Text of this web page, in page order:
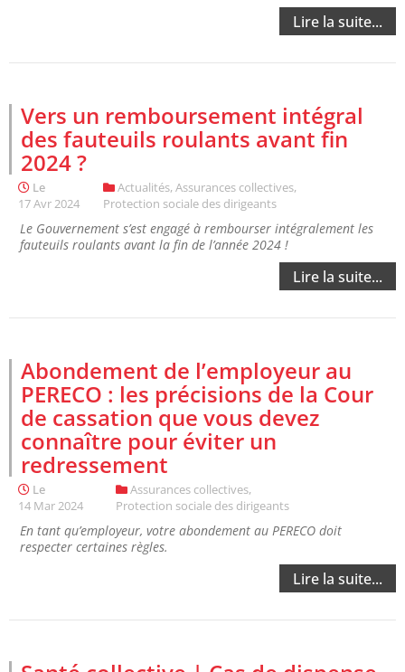
Lire la suite...
Vers un remboursement intégral
des fauteuils roulants avant fin
2024 ?
Le
17 Avr 2024
Actualités,Assurances collectives,
Protection sociale des dirigeants
Le Gouvernement s’est engagé à rembourser intégralement les
fauteuils roulants avant la fin de l’année 2024 !
Lire la suite...
Abondement de l’employeur au
PERECO : les précisions de la Cour
de cassation que vous devez
connaître pour éviter un
redressement
Le
14 Mar 2024
Assurances collectives,
Protection sociale des dirigeants
En tant qu’employeur, votre abondement au PERECO doit
respecter certaines règles.
Lire la suite...